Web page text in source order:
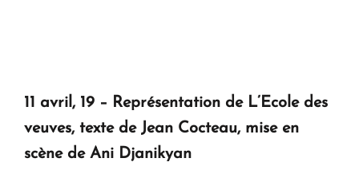
11 avril, 19 – Représentation de L’Ecole des
veuves, texte de Jean Cocteau, mise en
scène de Ani Djanikyan